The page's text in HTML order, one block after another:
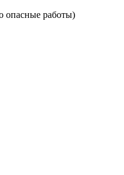
работы)